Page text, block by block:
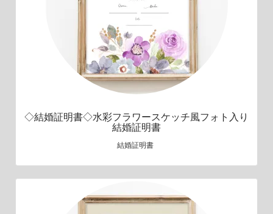
◇結婚証明書◇水彩フラワースケッチ風フォト入り
結婚証明書
結婚証明書